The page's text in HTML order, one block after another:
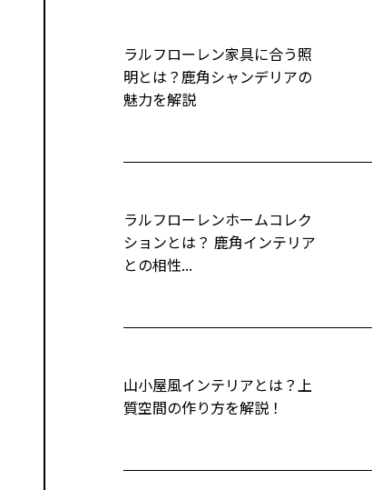
ラルフローレン家具に合う照
明とは？鹿角シャンデリアの
魅力を解説
ラルフローレンホームコレク
ションとは？ 鹿角インテリア
との相性...
山小屋風インテリアとは？上
質空間の作り方を解説！